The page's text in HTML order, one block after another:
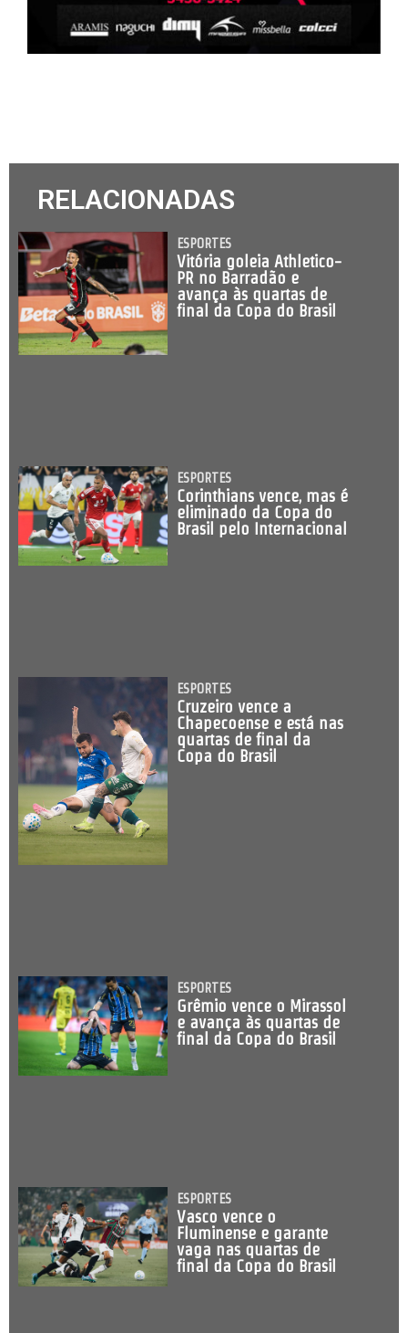
RELACIONADAS
ESPORTES
Vitória goleia Athletico-
PR no Barradão e
avança às quartas de
final da Copa do Brasil
ESPORTES
Corinthians vence, mas é
eliminado da Copa do
Brasil pelo Internacional
ESPORTES
Cruzeiro vence a
Chapecoense e está nas
quartas de final da
Copa do Brasil
ESPORTES
Grêmio vence o Mirassol
e avança às quartas de
final da Copa do Brasil
ESPORTES
Vasco vence o
Fluminense e garante
vaga nas quartas de
final da Copa do Brasil